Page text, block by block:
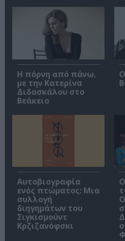
Η πόρνη από πάνω,
με την Κατερίνα
Διδασκάλου στο
Βεάκειο
Αυτοβιογραφία
ενός πτώματος: Μια
συλλογή
διηγημάτων του
Σιγκισμούντ
Κρζιζανόφσκι